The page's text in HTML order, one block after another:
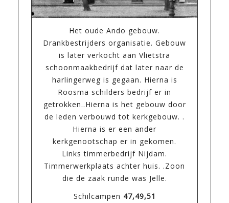
Het oude Ando gebouw.
Drankbestrijders organisatie. Gebouw
is later verkocht aan Vlietstra
schoonmaakbedrijf dat later naar de
harlingerweg is gegaan. Hierna is
Roosma schilders bedrijf er in
getrokken..Hierna is het gebouw door
de leden verbouwd tot kerkgebouw. .
Hierna is er een ander
kerkgenootschap er in gekomen.
Links timmerbedrijf Nijdam.
Timmerwerkplaats achter huis. .Zoon
die de zaak runde was Jelle.
Schilcampen 47,49,51